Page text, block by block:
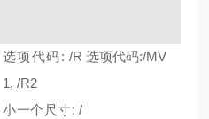
选项代码: /R
1, /R2
小一个尺寸: /
选项代码:/MV